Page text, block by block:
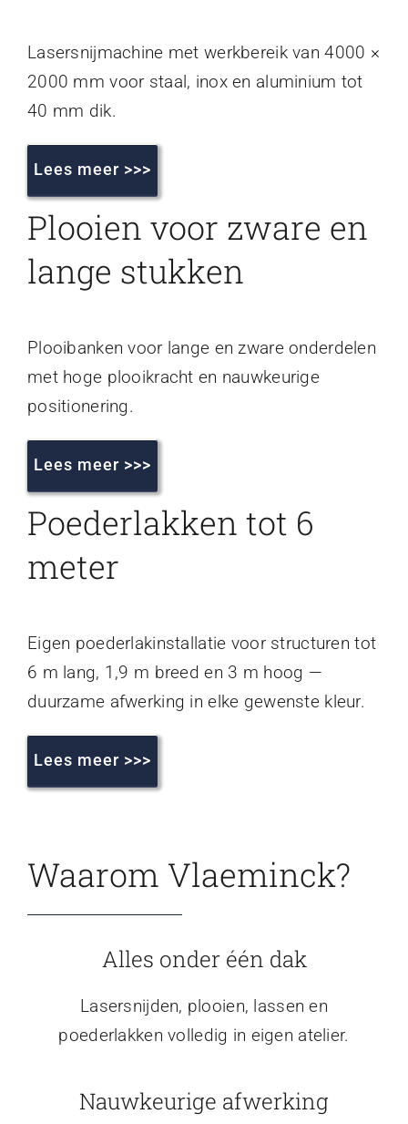
Lasersnijmachine met werkbereik van 4000 ×
2000 mm voor staal, inox en aluminium tot
40 mm dik.
Lees meer >>>
Plooien voor zware en
lange stukken
Plooibanken voor lange en zware onderdelen
met hoge plooikracht en nauwkeurige
positionering.
Lees meer >>>
Poederlakken tot 6
meter
Eigen poederlakinstallatie voor structuren tot
6 m lang, 1,9 m breed en 3 m hoog —
duurzame afwerking in elke gewenste kleur.
Lees meer >>>
Waarom Vlaeminck?
Alles onder één dak
Lasersnijden, plooien, lassen en
poederlakken volledig in eigen atelier.
Nauwkeurige afwerking